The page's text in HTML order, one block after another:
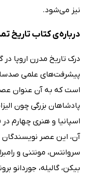
نیز می‌شود.
درباره‌ی کتاب تاریخ
درک تاریخ مدرن اروپا
است که به آن عنوان
پادشاهان بزرگی چون
اسپانیا و هنری چهارم در
آن، این عصر
سروانتس، مونتنی و
بیکن، گالیله، جوردانو